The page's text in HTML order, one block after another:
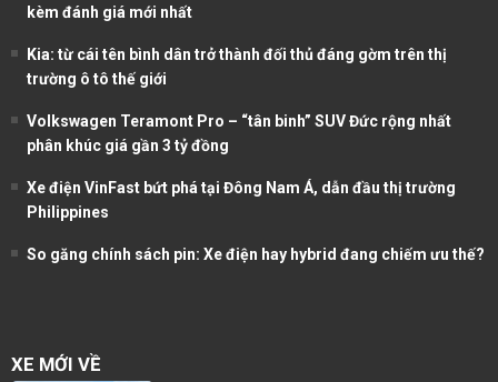
kèm đánh giá mới nhất
Kia: từ cái tên bình dân trở thành đối thủ đáng gờm trên thị
trường ô tô thế giới
Volkswagen Teramont Pro – “tân binh” SUV Đức rộng nhất
phân khúc giá gần 3 tỷ đồng
Xe điện VinFast bứt phá tại Đông Nam Á, dẫn đầu thị trường
Philippines
So găng chính sách pin: Xe điện hay hybrid đang chiếm ưu thế?
XE MỚI VỀ